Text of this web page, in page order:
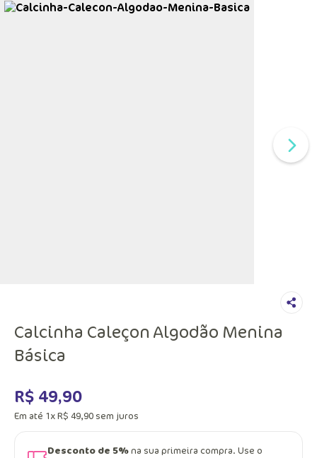
Calcinha Caleçon Algodão Menina
Básica
R$ 49,90
Em até 1xR$ 49,90 sem juros
Desconto de 5%na sua primeira compra. Use o